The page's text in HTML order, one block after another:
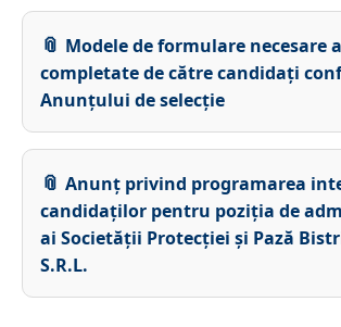
Modele de formulare necesare
completate de către candidați
Anunțului de selecție
Anunț privind programarea
candidaților pentru poziția de
ai Societății Protecției și Pază
S.R.L.